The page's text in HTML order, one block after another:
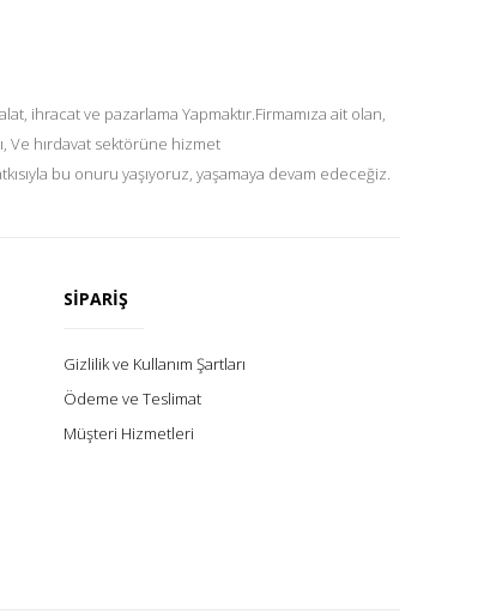
ihracat ve pazarlama Yapmaktır.Firmamıza ait olan,
Ve hırdavat sektörüne hizmet
bu onuru yaşıyoruz, yaşamaya devam edeceğiz.
SİPARİŞ
Gizlilik ve Kullanım Şartları
Ödeme ve Teslimat
Müşteri Hizmetleri